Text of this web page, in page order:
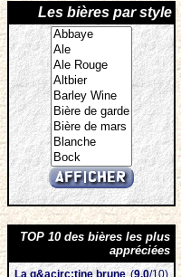
Les bières par style
TOP 10 des bières les plus
appréciées
La g&acirc;tine brune (9.0/10)